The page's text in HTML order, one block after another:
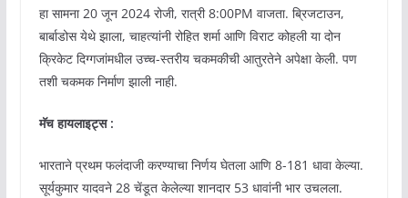
हा सामना 20 जून 2024 रोजी, रात्री 8:00PM वाजता. ब्रिजटाउन,
बार्बाडोस येथे झाला, चाहत्यांनी रोहित शर्मा आणि विराट कोहली या दोन
क्रिकेट दिग्गजांमधील उच्च-स्तरीय चकमकीची आतुरतेने अपेक्षा केली. पण
तशी चकमक निर्माण झाली नाही.
मॅच हायलाइट्स :
भारताने प्रथम फलंदाजी करण्याचा निर्णय घेतला आणि 8-181 धावा केल्या.
सूर्यकुमार यादवने 28 चेंडूत केलेल्या शानदार 53 धावांनी भार उचलला.